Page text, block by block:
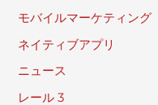
モバイルマーケティング
ネイティブアプリ
ニュース
レール 3